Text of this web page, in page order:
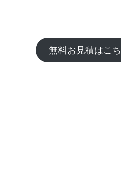
無料お見積はこ